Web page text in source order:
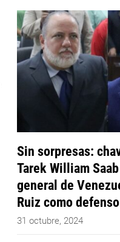
Sin sorpresas:
Tarek William
general de
Ruiz como
31 octubre, 2024